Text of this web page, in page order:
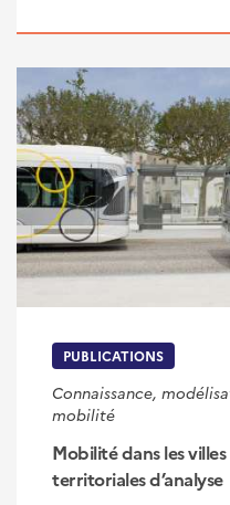
PUBLICATIONS
Connaissance,
mobilité
Mobilité dans les
territoriales d’analyse